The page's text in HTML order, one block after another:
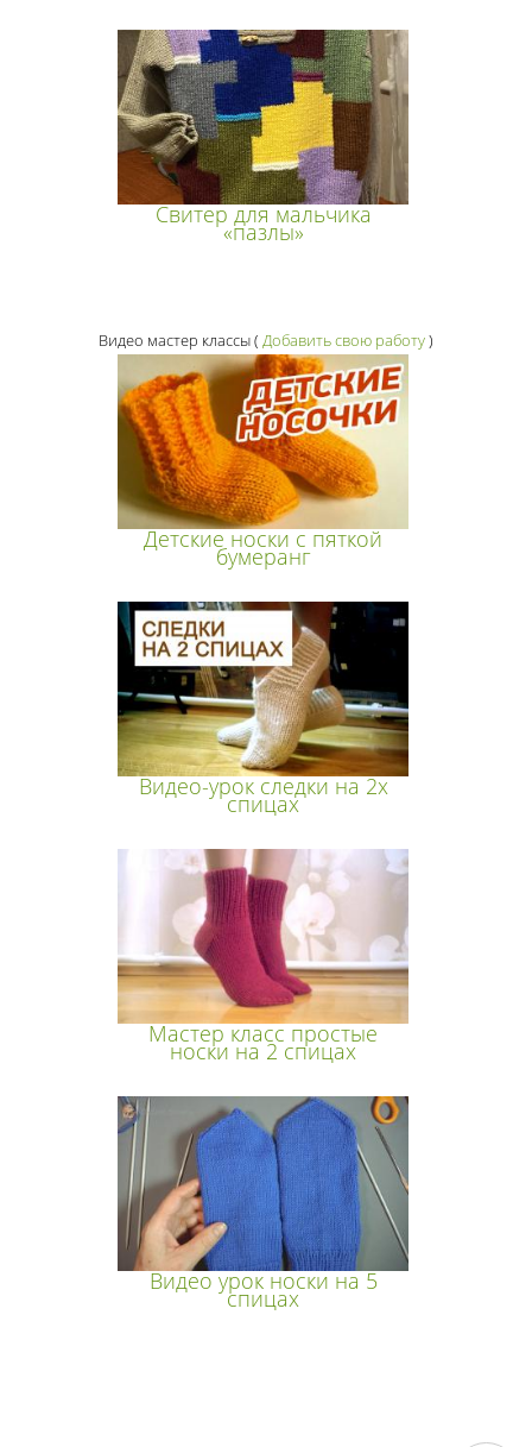
Свитер для мальчика
«пазлы»
Видео мастер классы( Добавить свою работу)
Детские носки с пяткой
бумеранг
Видео-урок следки на 2х
спицах
Мастер класс простые
носки на 2 спицах
Видео урок носки на 5
спицах